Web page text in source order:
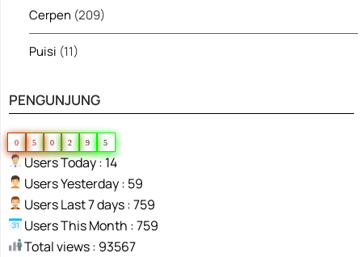
Cerpen (209)
Puisi (11)
PENGUNJUNG
0 5 0 2 9 5
Users Today : 14
Users Yesterday : 59
Users Last 7 days : 759
Users This Month : 759
Total views : 93567